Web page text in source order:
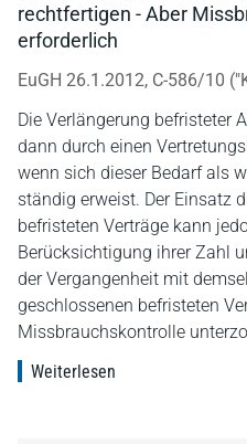
rechtfertigen - Aber
erforderlich
EuGH 26.1.2012, C-586/10
Die Verlängerung befristeter
dann durch einen
wenn sich dieser Bedarf als
ständig erweist. Der Einsatz
befristeten Verträge kann
Berücksichtigung ihrer Zahl
der Vergangenheit mit
geschlossenen befristeten
Missbrauchskontrolle
Weiterlesen